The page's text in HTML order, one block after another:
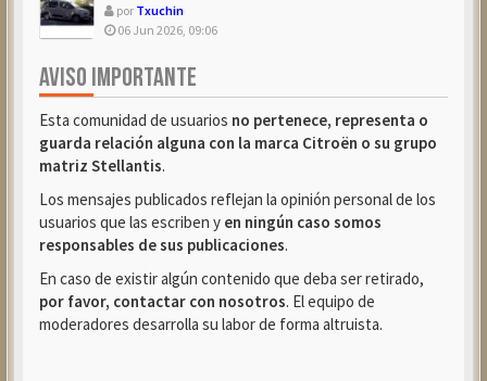
por Txuchin
06 Jun 2026, 09:06
AVISO IMPORTANTE
Esta comunidad de usuarios no pertenece, representa o
guarda relación alguna con la marca Citroën o su grupo
matriz Stellantis.
Los mensajes publicados reflejan la opinión personal de los
usuarios que las escriben y en ningún caso somos
responsables de sus publicaciones.
En caso de existir algún contenido que deba ser retirado,
por favor, contactar con nosotros. El equipo de
moderadores desarrolla su labor de forma altruista.